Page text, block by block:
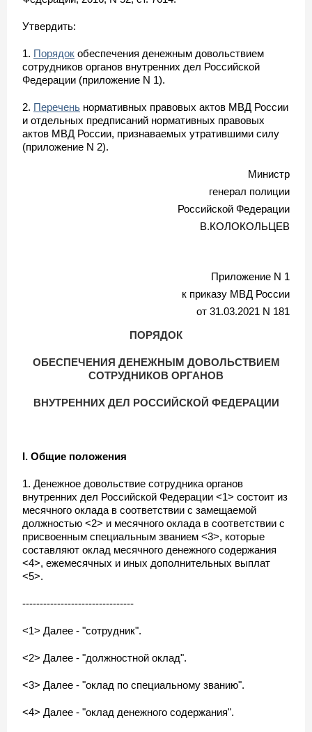
Утвердить:
1. Порядок обеспечения денежным довольствием
сотрудников органов внутренних дел Российской
Федерации (приложение N 1).
2. Перечень нормативных правовых актов МВД России
и отдельных предписаний нормативных правовых
актов МВД России, признаваемых утратившими силу
(приложение N 2).
Министр
генерал полиции
Российской Федерации
В.КОЛОКОЛЬЦЕВ
Приложение N 1
к приказу МВД России
от 31.03.2021 N 181
ПОРЯДОК
ОБЕСПЕЧЕНИЯ ДЕНЕЖНЫМ ДОВОЛЬСТВИЕМ
СОТРУДНИКОВ ОРГАНОВ
ВНУТРЕННИХ ДЕЛ РОССИЙСКОЙ ФЕДЕРАЦИИ
I. Общие положения
1. Денежное довольствие сотрудника органов
внутренних дел Российской Федерации <1> состоит из
месячного оклада в соответствии с замещаемой
должностью <2> и месячного оклада в соответствии с
присвоенным специальным званием <3>, которые
составляют оклад месячного денежного содержания
<4>, ежемесячных и иных дополнительных выплат
<5>.
--------------------------------
<1> Далее - "сотрудник".
<2> Далее - "должностной оклад".
<3> Далее - "оклад по специальному званию".
<4> Далее - "оклад денежного содержания".